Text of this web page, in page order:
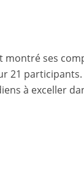
montré ses
21
à exceller